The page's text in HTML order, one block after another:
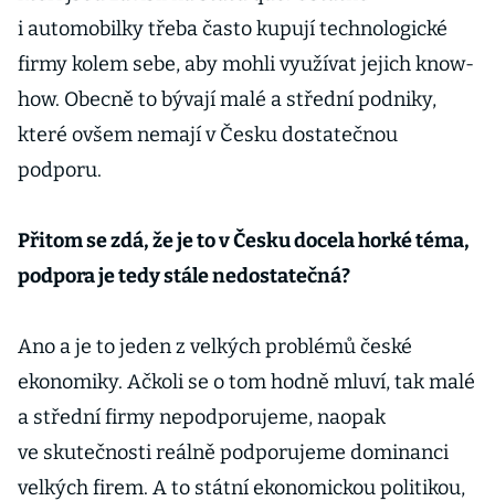
i automobilky třeba často kupují technologické
firmy kolem sebe, aby mohli využívat jejich know-
how. Obecně to bývají malé a střední podniky,
které ovšem nemají v Česku dostatečnou
podporu.
Přitom se zdá, že je to v Česku docela horké téma,
podpora je tedy stále nedostatečná?
Ano a je to jeden z velkých problémů české
ekonomiky. Ačkoli se o tom hodně mluví, tak malé
a střední firmy nepodporujeme, naopak
ve skutečnosti reálně podporujeme dominanci
velkých firem. A to státní ekonomickou politikou,